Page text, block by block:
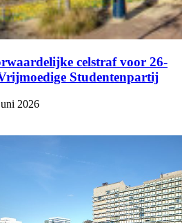
celstraf voor 26-
Studentenpartij
2026